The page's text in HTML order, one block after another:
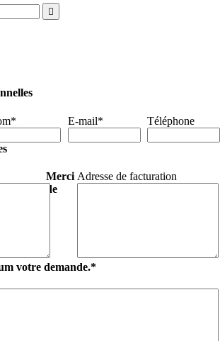

E-mail* Téléphone
Adresse de facturation
Merci
de
votre demande.*